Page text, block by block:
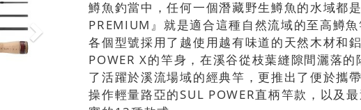
鱒魚釣當中，任何一個潛藏野生鱒魚的水域都
PREMIUM』就是適合這種自然流域的至高鱒
各個型號採用了越使用越有味道的天然木材和
POWER X的竿身，在溪谷從枝葉縫隙間灑落
了活躍於溪流場域的經典竿，更推出了便於攜
操作輕量路亞的SUL POWER直柄竿款，以及